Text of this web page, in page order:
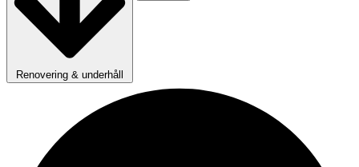
Renovering & underhåll